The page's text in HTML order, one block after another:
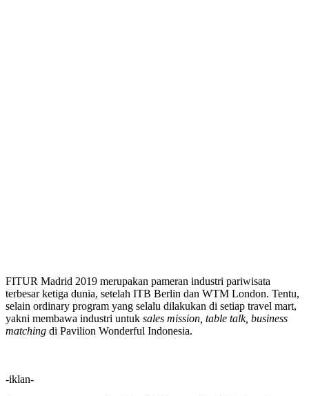
FITUR Madrid 2019 merupakan pameran industri pariwisata
terbesar ketiga dunia, setelah ITB Berlin dan WTM London. Tentu,
selain ordinary program yang selalu dilakukan di setiap travel mart,
yakni membawa industri untuk sales mission, table talk, business
matching di Pavilion Wonderful Indonesia.
-iklan-